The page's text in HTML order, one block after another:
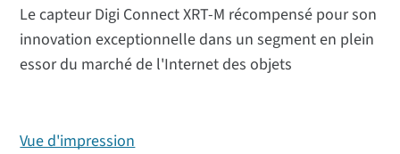
Le capteur Digi Connect XRT-M récompensé pour son
innovation exceptionnelle dans un segment en plein
essor du marché de l'Internet des objets
Vue d'impression